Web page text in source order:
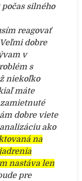
silného
reagovať
dobre
v
s
niekoľko
máte
dobre viete
ako
na
nastáva len
pre